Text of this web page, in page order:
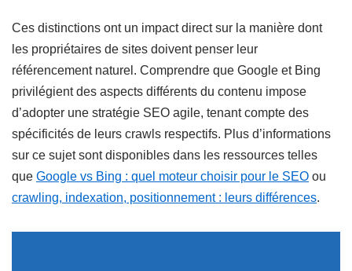
Ces distinctions ont un impact direct sur la manière dont
les propriétaires de sites doivent penser leur
référencement naturel. Comprendre que Google et Bing
privilégient des aspects différents du contenu impose
d’adopter une stratégie SEO agile, tenant compte des
spécificités de leurs crawls respectifs. Plus d’informations
sur ce sujet sont disponibles dans les ressources telles
que Google vs Bing : quel moteur choisir pour le SEO ou
crawling, indexation, positionnement : leurs différences.